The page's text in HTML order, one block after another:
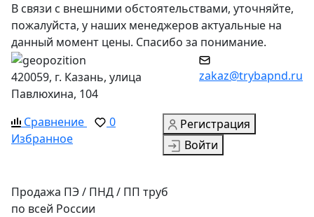
В связи с внешними обстоятельствами, уточняйте,
пожалуйста, у наших менеджеров актуальные на
данный момент цены. Спасибо за понимание.
420059, г. Казань, улица
Павлюхина, 104
zakaz@trybapnd.ru
Сравнение
0
Избранное
Регистрация
Войти
Продажа ПЭ / ПНД / ПП труб
по всей России